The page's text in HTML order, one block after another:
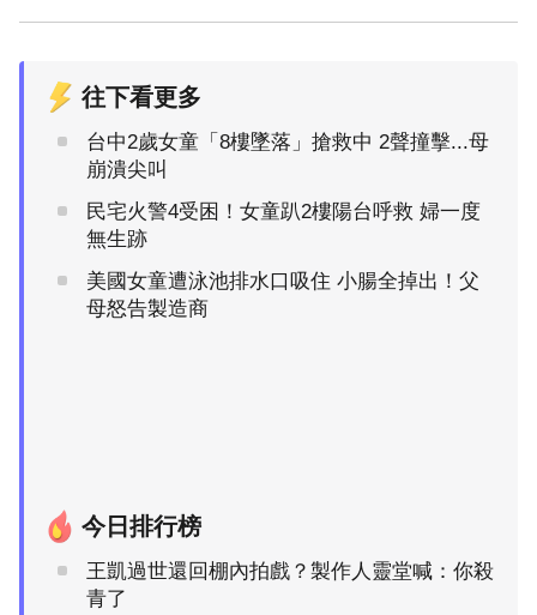
往下看更多
台中2歲女童「8樓墜落」搶救中 2聲撞擊...母
崩潰尖叫
民宅火警4受困！女童趴2樓陽台呼救 婦一度
無生跡
美國女童遭泳池排水口吸住 小腸全掉出！父
母怒告製造商
今日排行榜
王凱過世還回棚內拍戲？製作人靈堂喊：你殺
青了